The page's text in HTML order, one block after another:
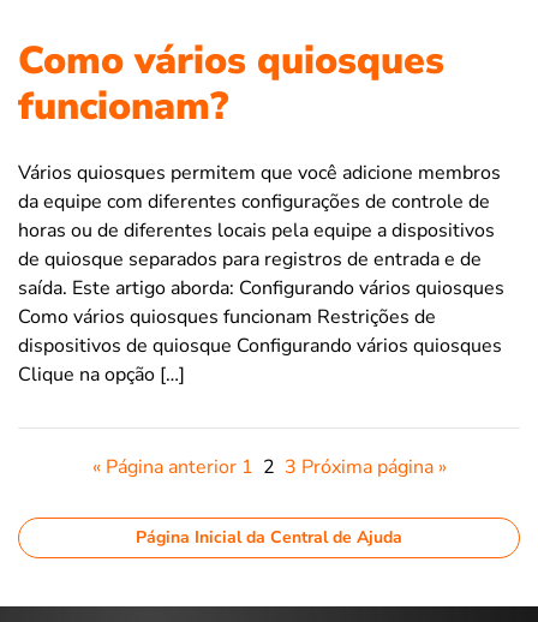
Como vários quiosques
funcionam?
Vários quiosques permitem que você adicione membros
da equipe com diferentes configurações de controle de
horas ou de diferentes locais pela equipe a dispositivos
de quiosque separados para registros de entrada e de
saída. Este artigo aborda: Configurando vários quiosques
Como vários quiosques funcionam Restrições de
dispositivos de quiosque Configurando vários quiosques
Clique na opção […]
« Página anterior1 2 3 Próxima página »
Página Inicial da Central de Ajuda